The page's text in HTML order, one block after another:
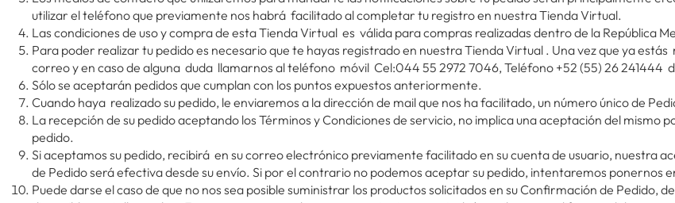
utilizar el teléfono que previamente nos habrá facilitado al completar tu registro en nuestra Tienda Virtual.
Las condiciones de uso y compra de esta Tienda Virtual es válida para compras realizadas dentro de la República
Para poder realizar tu pedido es necesario que te hayas registrado en nuestra Tienda Virtual . Una vez que ya
correo y en caso de alguna duda llamarnos al teléfono móvil Cel:044 55 2972 7046, Teléfono +52 (55) 26 241444
Sólo se aceptarán pedidos que cumplan con los puntos expuestos anteriormente.
Cuando haya realizado su pedido, le enviaremos a la dirección de mail que nos ha facilitado, un número único de
La recepción de su pedido aceptando los Términos y Condiciones de servicio, no implica una aceptación del
pedido.
Si aceptamos su pedido, recibirá en su correo electrónico previamente facilitado en su cuenta de usuario, nuestra
de Pedido será efectiva desde su envío. Si por el contrario no podemos aceptar su pedido, intentaremos ponernos
Puede darse el caso de que no nos sea posible suministrar los productos solicitados en su Confirmación de Pedido,